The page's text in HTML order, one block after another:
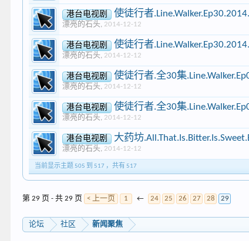
港台电视剧 使徒行者
漂亮的石头, 2014-12-12
港台电视剧 使徒行者
漂亮的石头, 2014-12-12
港台电视剧 使徒行者.全30集
漂亮的石头, 2014-12-12
港台电视剧 使徒行者.全30集
漂亮的石头, 2014-12-12
港台电视剧 大药坊
漂亮的石头, 2014-12-12
当前显示主题 505 到 517 ，共有 517
第 29 页 - 共 29 页 < 上一页 1 ← 24 25 26 27 28 29
论坛 社区 新闻聚焦